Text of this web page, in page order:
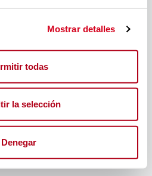
Mostrar detalles
todas
la selección
Denegar